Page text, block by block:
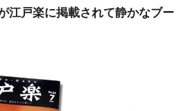
江戸楽に掲載されて静かなブー